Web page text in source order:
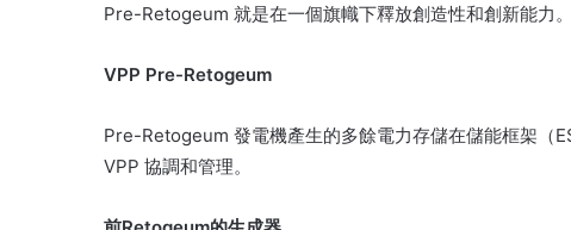
Pre-Retogeum 就是在一個旗幟下釋放創造性和創新能力。
VPP Pre-Retogeum
Pre-Retogeum 發電機產生的多餘電力存儲在儲能框架（
VPP 協調和管理。